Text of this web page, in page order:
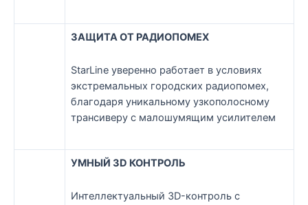
ЗАЩИТА ОТ РАДИОПОМЕХ
StarLine уверенно работает в условиях
экстремальных городских радиопомех,
благодаря уникальному узкополосному
трансиверу с малошумящим усилителем
УМНЫЙ 3D КОНТРОЛЬ
Интеллектуальный 3D-контроль с